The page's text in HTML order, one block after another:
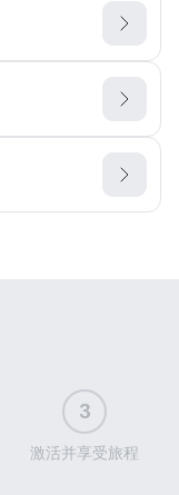
3
激活并享受旅程